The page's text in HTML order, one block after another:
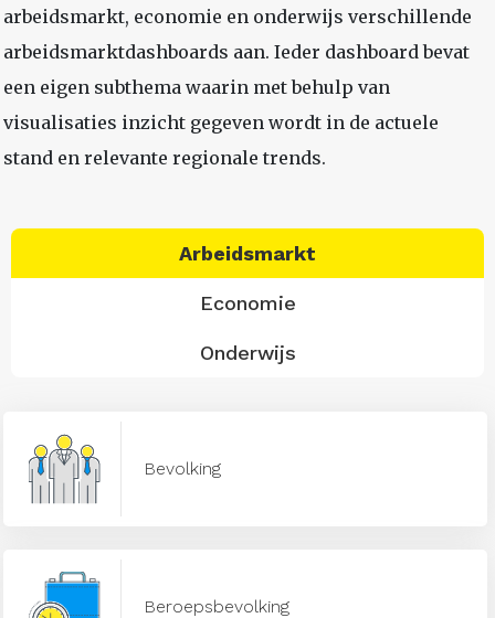
arbeidsmarkt, economie en onderwijs verschillende
arbeidsmarktdashboards aan. Ieder dashboard bevat
een eigen subthema waarin met behulp van
visualisaties inzicht gegeven wordt in de actuele
stand en relevante regionale trends.
Arbeidsmarkt
Economie
Onderwijs
Bevolking
Beroepsbevolking